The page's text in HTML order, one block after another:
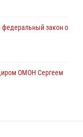
федеральный закон о
ОМОН Сергеем